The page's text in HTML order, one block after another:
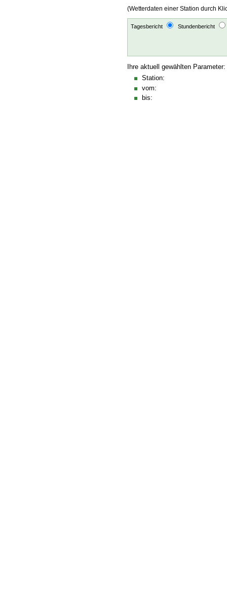
(Wetterdaten einer Station durch
Tagesbericht Stundenbericht
Ihre aktuell gewählten
Station:
vom:
bis: